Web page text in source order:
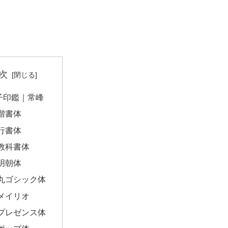
印鑑｜常峰
書体
書体
科書体
朝体
ゴシック体
イリオ
レゼンス体